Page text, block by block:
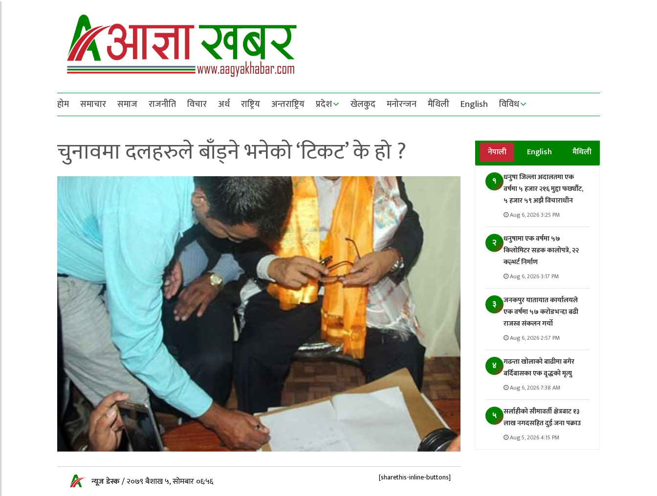
होम समाचार समाज राजनीति विचार अर्थ राष्ट्रिय अन्तराष्ट्रिय प्रदेश खेलकुद मनोरन्जन मैथिली English विविध
चुनावमा दलहरुले बाँड्ने भनेको ‘टिकट’ के हो ?
न्यूज डेस्क/२०७९ बैशाख ५, सोमबार ०६:५६ [sharethis-inline-buttons]
नेपाली English मैथिली
१
धनुषा जिल्ला अदालतमा एक
वर्षमा ५ हजार २१६ मुद्दा फर्छ्यौट,
५ हजार ५९ अझै विचाराधीन
Aug 6, 2026 3:25 PM
२
धनुषामा एक वर्षमा ५७
किलोमिटर सडक कालोपत्रे, २२
कल्भर्ट निर्माण
Aug 6, 2026 3:17 PM
३
जनकपुर यातायात कार्यालयले
एक वर्षमा ५७ करोडभन्दा बढी
राजस्व संकलन गर्याे
Aug 6, 2026 2:57 PM
४
गढन्ता खोलाको बाढीमा बगेर
बर्दिबासका एक वृद्धको मृत्यु
Aug 6, 2026 7:38 AM
५
सर्लाहीको सीमावर्ती क्षेत्रबाट १३
लाख नगदसहित दुई जना पक्राउ
Aug 5, 2026 4:15 PM